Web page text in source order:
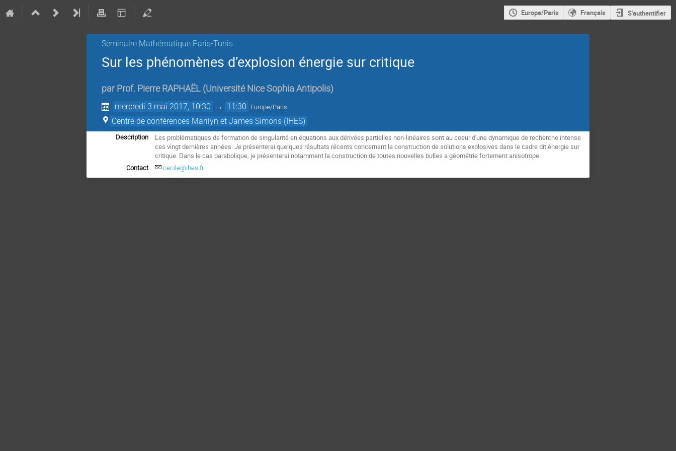
Europe/Paris Français S'authentifier
Séminaire Mathématique Paris-Tunis
Sur les phénomènes d’explosion énergie sur critique
par Prof. Pierre RAPHAËL (Université Nice Sophia Antipolis)
mercredi 3 mai 2017, 10:30 → 11:30 Europe/Paris
Centre de conférences Marilyn et James Simons (IHES)
Description
Les problématiques de formation de singularité en équations aux dérivées partielles non-linéaires sont au coeur d'une dynamique de recherche intense
ces vingt dernières années. Je présenterai quelques résultats récents concernant la construction de solutions explosives dans le cadre dit énergie sur
critique. Dans le cas parabolique, je présenterai notamment la construction de toutes nouvelles bulles a géométrie fortement anisotrope.
Contact cecile@ihes.fr